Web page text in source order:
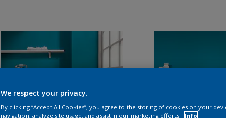
We respect your privacy.
By clicking “Accept All Cookies”, you agree to the storing of cookies on your
navigation, analyze site usage, and assist in our marketing efforts.
Info